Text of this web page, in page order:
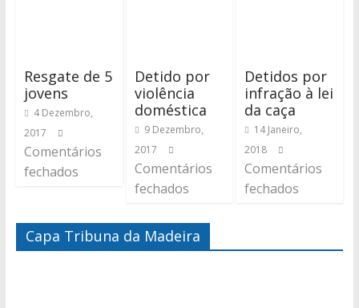
Resgate de 5
jovens
4 Dezembro,
2017
Comentários
fechados
Detido por
violência
doméstica
9 Dezembro,
2017
Comentários
fechados
Detidos por
infração à lei
da caça
14 Janeiro,
2018
Comentários
fechados
Capa Tribuna da Madeira